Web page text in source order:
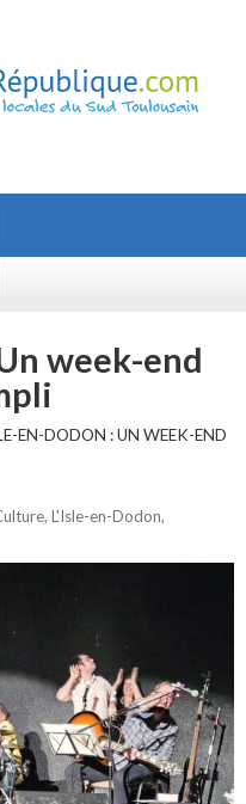
week-end
EN-DODON : UN WEEK-END
, L'Isle-en-Dodon,